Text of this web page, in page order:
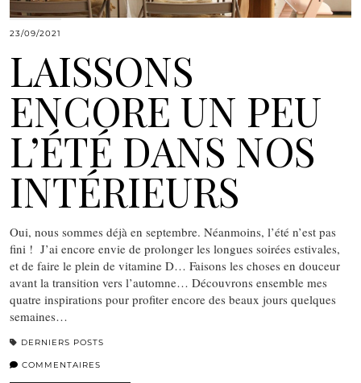
23/09/2021
LAISSONS
ENCORE UN PEU
L’ÉTÉ DANS NOS
INTÉRIEURS
Oui, nous sommes déjà en septembre. Néanmoins, l’été n’est pas
fini ! J’ai encore envie de prolonger les longues soirées estivales,
et de faire le plein de vitamine D… Faisons les choses en douceur
avant la transition vers l’automne… Découvrons ensemble mes
quatre inspirations pour profiter encore des beaux jours quelques
semaines…
DERNIERS POSTS
COMMENTAIRES